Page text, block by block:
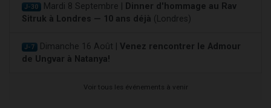
J-30 Mardi 8 Septembre |
Dinner d'hommage au Rav
Sitruk à Londres — 10 ans déjà (Londres)
J-7 Dimanche 16 Août | Venez rencontrer le Admour
de Ungvar à Natanya!
Voir tous les événements à venir